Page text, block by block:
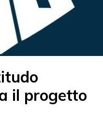
il progetto